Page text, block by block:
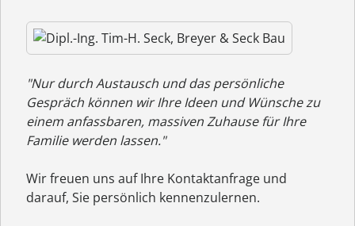
"Nur durch Austausch und das persönliche
Gespräch können wir Ihre Ideen und Wünsche zu
einem anfassbaren, massiven Zuhause für Ihre
Familie werden lassen."
Wir freuen uns auf Ihre Kontaktanfrage und
darauf, Sie persönlich kennenzulernen.